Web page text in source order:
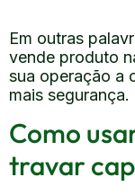
Em outras
vende produto
sua operação a
mais segurança.
Como
travar